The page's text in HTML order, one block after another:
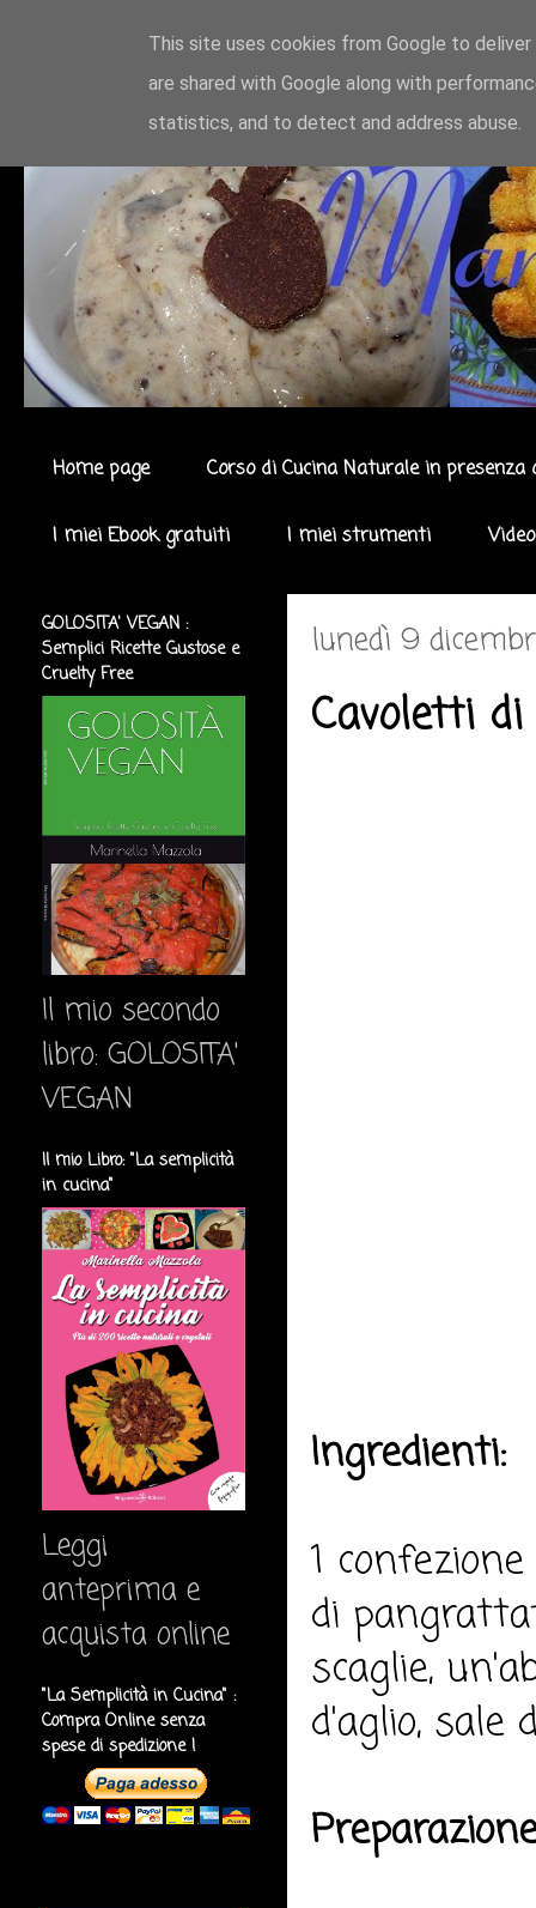
Home page Corso di Cucina Naturale in presenza
I miei Ebook gratuiti I miei strumenti
lunedì 9
Cavoletti
Ingredienti:
1
di
scaglie,
d'aglio, sale
GOLOSITA' VEGAN :
Semplici Ricette Gustose e
Cruelty Free
Il mio secondo
libro: GOLOSITA'
VEGAN
Il mio Libro: "La semplicità
in cucina"
Leggi
anteprima e
acquista online
"La Semplicità in Cucina" :
Compra Online senza
spese di spedizione !
This site uses cookies from Google to
are shared with Google along with
statistics, and to detect and address abuse.